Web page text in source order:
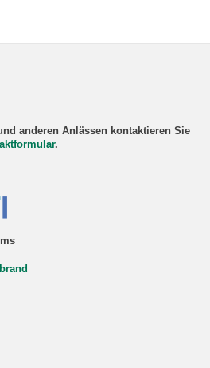
anderen Anlässen kontaktieren Sie
.